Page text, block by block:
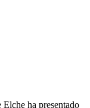
ha presentado